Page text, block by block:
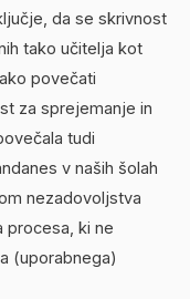
da se skrivnost
tako učitelja kot
povečati
za sprejemanje in
tudi
v naših šolah
nezadovoljstva
procesa, ki ne
(uporabnega)